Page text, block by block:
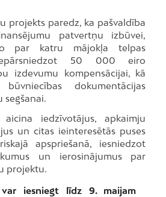
projekts paredz, ka pašvaldība
patvertņu izbūvei,
par katru mājokļa telpas
50 000 eiro
izdevumu kompensācijai, kā
dokumentācijas
segšanai.
aicina iedzīvotājus, apkaimju
un citas ieinteresētās puses
apspriešanā, iesniedzot
un ierosinājumus par
projektu.
var iesniegt līdz 9. maijam